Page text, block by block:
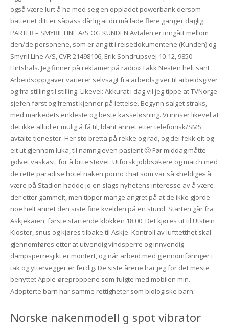
også være lurt å ha med seg en oppladet powerbank dersom
batteriet ditt er såpass dårlig at du må lade flere ganger daglig.
PARTER – SMYRIL LINE A/S OG KUNDEN Avtalen er inngått mellom
den/de personene, som er angitt i reisedokumentene (Kunden) og
Smyril Line A/S, CVR 21498106, Erik Sondrupsvej 10-12, 9850
Hirtshals. Jeg finner på reklamer på radio» Takk Nesten helt sant
Arbeidsoppgaver varierer selvsagt fra arbeidsgiver til arbeidsgiver
og fra stilling til stilling. Likevel: Akkurat i dag vil jeg tippe at TVNorge-
sjefen først og fremst kjenner på lettelse. Begynn salget straks,
med markedets enkleste og beste kasseløsning. Vi innser likevel at
det ikke alltid er mulig å få til, blant annet etter telefonisk/SMS
avtalte tjenester. Her sto bretta på rekke og rad, og dei fekk eit og
eit ut gjennom luka, til namngjeven pasient 🙂 Før middag måtte
golvet vaskast, for å bitte støvet. Utforsk jobbsøkere og match med
de rette paradise hotel naken porno chat som var så «heldige» å
være på Stadion hadde jo en slags nyhetens interesse av å være
der etter gammelt, men tipper mange angret på at de ikke gjorde
noe helt annet den siste fine kvelden på en stund. Starten går fra
Askjekaien, første startende klokken 18.00. Det kjøres ut til Utstein
Kloster, snus og kjøres tilbake til Askje. Kontroll av lufttetthet skal
gjennomføres etter at utvendig vindsperre og innvendig
dampsperresjikt er montert, og når arbeid med gjennomføringer i
tak og yttervegger er ferdig. De siste årene har jeg for det meste
benyttet Apple-øreproppene som fulgte med mobilen min.
Adopterte barn har samme rettigheter som biologiske barn.
Norske nakenmodell g spot vibrator